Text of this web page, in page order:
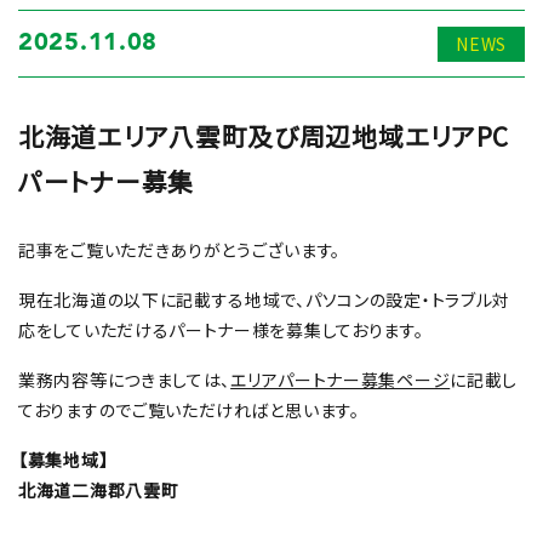
2025.11.08 NEWS
北海道エリア八雲町及び周辺地域エリアPC
パートナー募集
記事をご覧いただきありがとうございます。
現在北海道の以下に記載する地域で、パソコンの設定・トラブル対
応をしていただけるパートナー様を募集しております。
業務内容等につきましては、エリアパートナー募集ページに記載し
ておりますのでご覧いただければと思います。
【募集地域】
北海道二海郡八雲町